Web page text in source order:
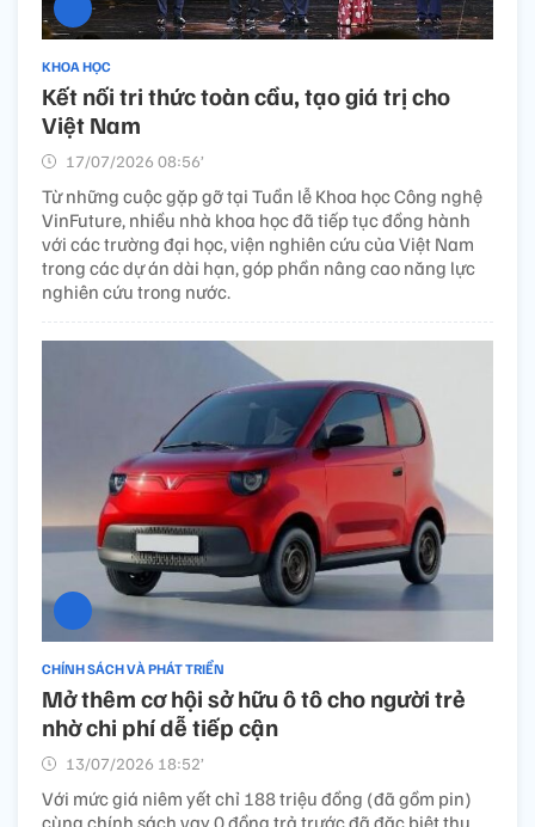
KHOA HỌC
Kết nối tri thức toàn cầu, tạo giá trị cho
Việt Nam
17/07/2026 08:56’
Từ những cuộc gặp gỡ tại Tuần lễ Khoa học Công nghệ
VinFuture, nhiều nhà khoa học đã tiếp tục đồng hành
với các trường đại học, viện nghiên cứu của Việt Nam
trong các dự án dài hạn, góp phần nâng cao năng lực
nghiên cứu trong nước.
CHÍNH SÁCH VÀ PHÁT TRIỂN
Mở thêm cơ hội sở hữu ô tô cho người trẻ
nhờ chi phí dễ tiếp cận
13/07/2026 18:52’
Với mức giá niêm yết chỉ 188 triệu đồng (đã gồm pin)